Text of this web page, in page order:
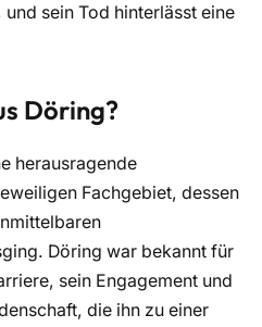
sein Tod hinterlässt eine
Döring?
herausragende
Fachgebiet, dessen
Döring war bekannt für
sein Engagement und
die ihn zu einer